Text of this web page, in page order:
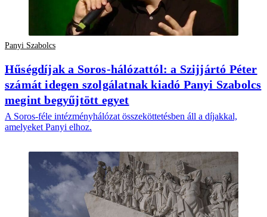
Panyi Szabolcs
Hűségdíjak a Soros-hálózattól: a Szijjártó Péter
számát idegen szolgálatnak kiadó Panyi Szabolcs
megint begyűjtött egyet
A Soros-féle intézményhálózat összeköttetésben áll a díjakkal,
amelyeket Panyi elhoz.